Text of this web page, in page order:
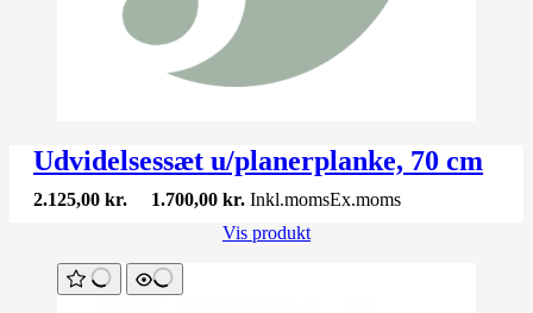
Udvidelsessæt u/planerplanke, 70 cm
2.125,00 kr. 1.700,00 kr. Inkl.momsEx.moms
Vis produkt